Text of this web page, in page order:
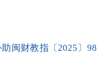
闽财教指〔2025〕98